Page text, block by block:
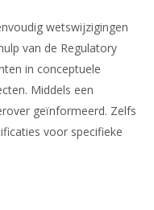
wetswijzigingen
van de Regulatory
in conceptuele
Middels een
geïnformeerd. Zelfs
voor specifieke